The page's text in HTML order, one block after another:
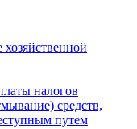
налогов
средств,
путем